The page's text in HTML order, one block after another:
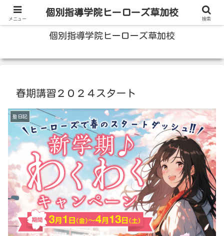
100人いたら100人の成績をあげる草加の個別指導塾
個別指導学院ヒーローズ草加校
春期講習２０２４スタート
塾日記
メニュー
個別指導学院ヒーローズ草加校
検索